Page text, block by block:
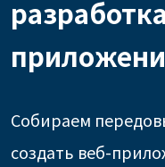
Собираем
создать веб-